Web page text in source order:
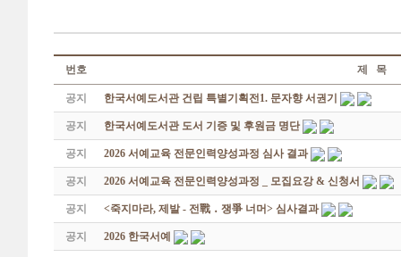
번호 제 목
공지 한국서예도서관 건립 특별기획전1. 문자향 서권기
공지 한국서예도서관 도서 기증 및 후원금 명단
공지 2026 서예교육 전문인력양성과정 심사 결과
공지 2026 서예교육 전문인력양성과정 _ 모집요강 & 신청서
공지 <죽지마라, 제발 - 전戰 ․ 쟁爭 너머> 심사결과
공지 2026 한국서예